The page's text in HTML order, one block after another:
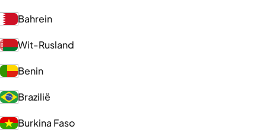
Bahrein
Wit-Rusland
Benin
Brazilië
Burkina Faso